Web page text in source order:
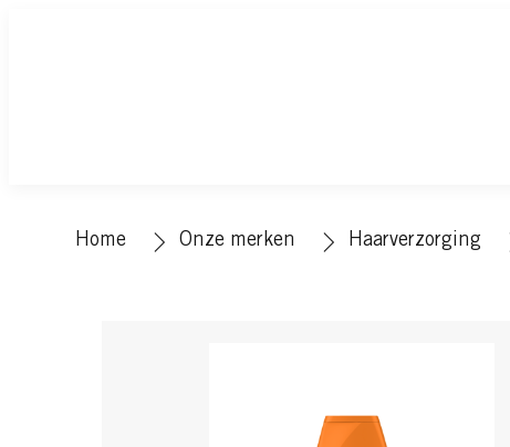
Home Onze merken Haarverzorging